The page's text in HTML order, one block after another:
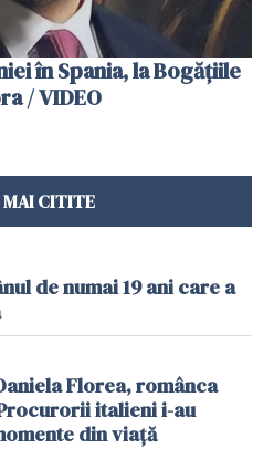
în Spania, la Bogățiile
/ VIDEO
MAI CITITE
de numai 19 ani care a
Florea, românca
italieni i-au
din viață